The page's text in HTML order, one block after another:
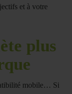
et à votre
plus
mobile… Si